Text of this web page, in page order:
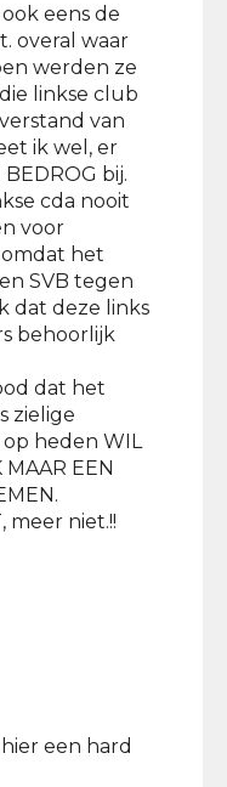
eens de
overal waar
werden ze
linkse club
van
ik wel, er
bij.
cda nooit
voor
het
SVB tegen
dat deze links
behoorlijk
dat het
zielige
heden WIL
EEN
meer niet.!!
een hard